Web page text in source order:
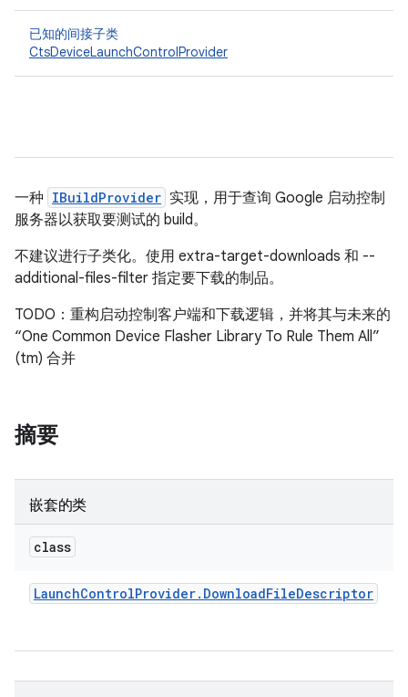
已知的间接子类
CtsDeviceLaunchControlProvider
一种 IBuildProvider 实现，用于查询 Google 启动控制
服务器以获取要测试的 build。
不建议进行子类化。使用 extra-target-downloads 和 --
additional-files-filter 指定要下载的制品。
TODO：重构启动控制客户端和下载逻辑，并将其与未来的
“One Common Device Flasher Library To Rule Them All”
(tm) 合并
摘要
嵌套的类
class
LaunchControlProvider. DownloadFileDescriptor